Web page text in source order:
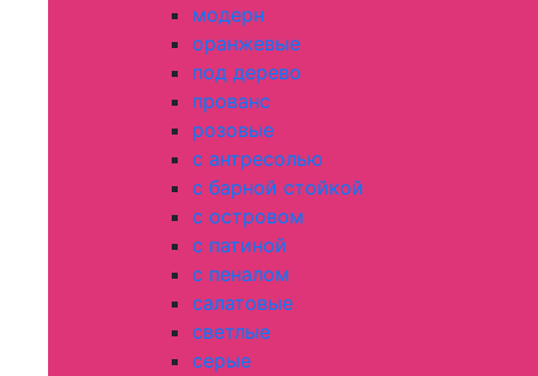
модерн
оранжевые
под дерево
прованс
розовые
с антресолью
с барной стойкой
с островом
с патиной
с пеналом
салатовые
светлые
серые